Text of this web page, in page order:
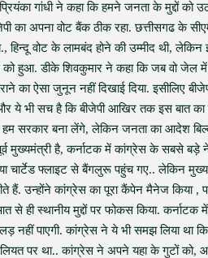
गांधी ने कहा कि हमने जनता के मुद्दों को
का अपना वोट बैंक ठीक रहा. छत्तीसगढ के
हिन्दू वोट के लामबंद होने की उम्मीद थी,
हुआ. डीके शिवकुमार ने कहा कि जब वो जेल में
का ऐसा जुनून नहीं दिखाई दिया. इसीलिए
भी सच है कि बीजेपी आखिर तक इस बात का
सरकार बना लेंगे, लेकिन जनता का आदेश
मुख्यमंत्री है, कर्नाटक में कांग्रेस के सबसे
चार्टेड फ्लाइट से बैंगलुरू पहुंच गए.. लेकिन
हैं. उन्होंने कांग्रेस का पूरा कैंपेन मैनेज किया ,
ही स्थानीय मुद्दों पर फोकस किया. कर्नाटक
नहीं पाएगी. कांग्रेस ने ये भी समझ लिया था
पर था.. कांग्रेस ने अपने यहा के गुटों को,